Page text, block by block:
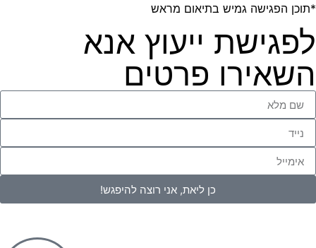
*תוכן הפגישה גמיש בתיאום מראש
לפגישת ייעוץ אנא
השאירו פרטים
כן ליאת, אני רוצה להיפגש!